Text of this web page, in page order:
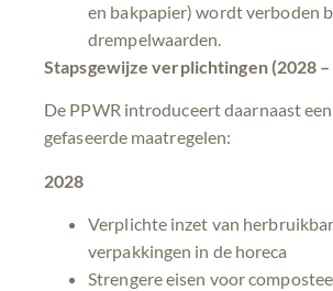
en bakpapier) wordt verboden
drempelwaarden.
Stapsgewijze verplichtingen (2028 –
De PPWR introduceert daarnaast
gefaseerde maatregelen:
2028
Verplichte inzet van
verpakkingen in de horeca
Strengere eisen voor